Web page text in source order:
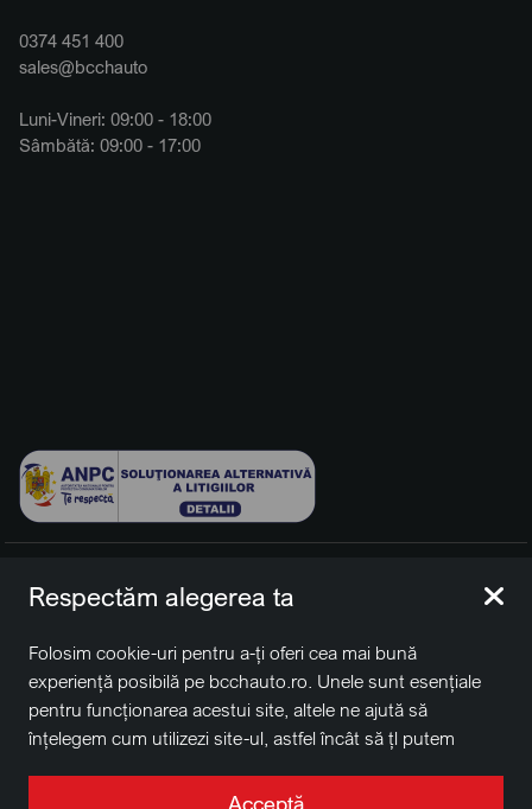
0374 451 400
sales@bcchauto
Luni-Vineri: 09:00 - 18:00
Sâmbătă: 09:00 - 17:00
rezervate.
BCCH Auto Switzerland este o marcă a societății
BCCH
Group Switzerland AG
Sediu social: David Business Center, Str. Erou Iancu Nicolae
nr. 29, Voluntari, Ilfov
Respectăm alegerea ta
Folosim cookie-uri pentru a-ți oferi cea mai bună
experiență posibilă pe bcchauto.ro. Unele sunt esențiale
pentru funcționarea acestui site, altele ne ajută să
înțelegem cum utilizezi site-ul, astfel încât să țl putem
uri în scopuri de targetare. Apasă pe „Acceptă toate”
Acceptă